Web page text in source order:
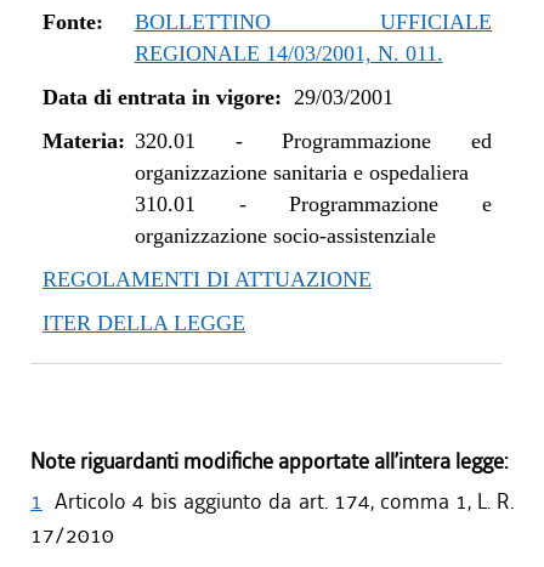
Fonte:
BOLLETTINO UFFICIALE
REGIONALE 14/03/2001, N. 011.
Data di entrata in vigore: 29/03/2001
Materia: 320.01 -Programmazione ed
organizzazione sanitaria e ospedaliera
310.01 -Programmazione e
organizzazione socio-assistenziale
REGOLAMENTI DI ATTUAZIONE
ITER DELLA LEGGE
Note riguardanti modifiche apportate all’intera legge:
1 Articolo 4 bis aggiunto da art. 174, comma 1, L. R.
17/2010